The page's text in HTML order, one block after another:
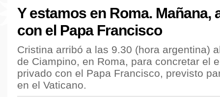
Y estamos en Roma. Mañana,
con el Papa Francisco
Cristina arribó a las 9.30 (hora argentina)
de Ciampino, en Roma, para concretar el
privado con el Papa Francisco, previsto
en el Vaticano.